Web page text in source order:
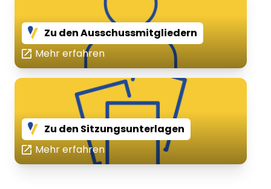
Zu den Ausschussmitgliedern
Mehr erfahren
Zu den Sitzungsunterlagen
Mehr erfahren